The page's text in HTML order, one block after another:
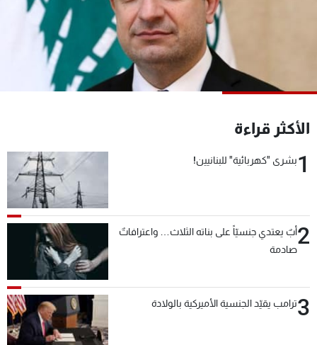
الأكثر قراءة
1بشرى "كهربائية" للبنانيين!
2أبٌ يعتدي جنسيّاً على بناته الثلاث… واعترافاتٌ
صادمة
3ترامب يقيّد الجنسية الأميركية بالولادة
الإنـتـاج